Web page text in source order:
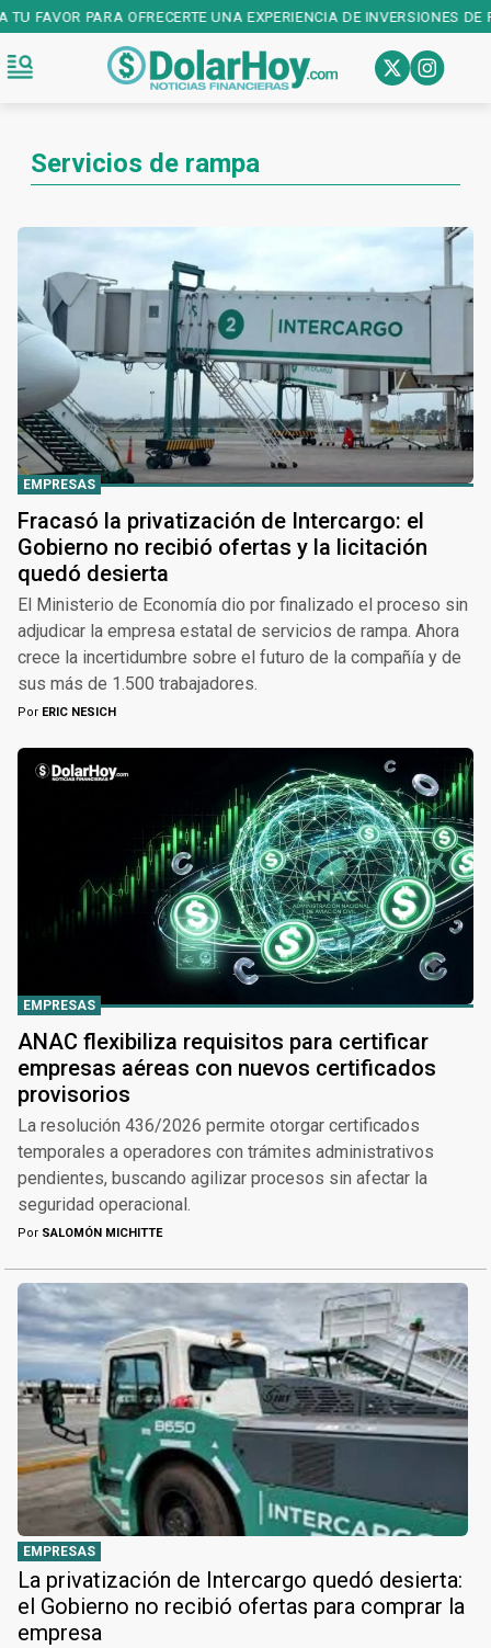
PARA OFRECERTE UNA EXPERIENCIA DE INVERSIONES DE
Servicios de rampa
EMPRESAS
Fracasó la privatización de Intercargo: el
Gobierno no recibió ofertas y la licitación
quedó desierta
El Ministerio de Economía dio por finalizado el proceso sin
adjudicar la empresa estatal de servicios de rampa. Ahora
crece la incertidumbre sobre el futuro de la compañía y de
sus más de 1.500 trabajadores.
Por ERIC NESICH
EMPRESAS
ANAC flexibiliza requisitos para certificar
empresas aéreas con nuevos certificados
provisorios
La resolución 436/2026 permite otorgar certificados
temporales a operadores con trámites administrativos
pendientes, buscando agilizar procesos sin afectar la
seguridad operacional.
Por SALOMÓN MICHITTE
EMPRESAS
La privatización de Intercargo quedó desierta:
el Gobierno no recibió ofertas para comprar la
empresa